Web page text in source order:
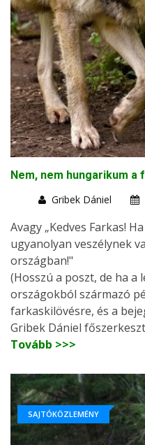
Nem, nem hungarikum
Gribek Dániel
Avagy „Kedves Farkas!
ugyanolyan veszélynek
országban!"
(Hosszú a poszt, de ha a
országokból származó
farkaskilövésre, és a
Gribek Dániel
Tovább >>>
SAJTÓKÖZLEMÉNY